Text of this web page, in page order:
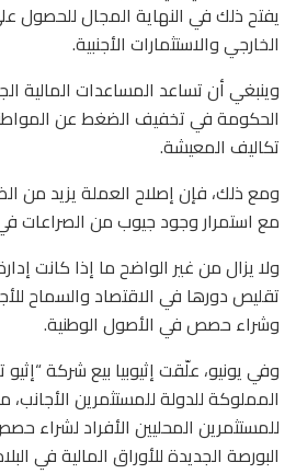
يفتح ذلك في النهاية المجال للحصول
الخارجي والاستثمارات الأجنبية.
وينبغي أن تساعد المساعدات المالية
الحكومة في تخفيف الضغط عن
تكاليف المعيشة.
ومع ذلك، فإن إصلاح العملة يزيد من
مع استمرار وجود جيوب من الصراعات في
ولا يزال من غير الواضح ما إذا كانت
تقليص دورها في الاقتصاد والسماح
وشراء حصص في الأصول الوطنية.
المملوكة للدولة للمستثمرين
للمستثمرين المحليين الأفراد لشراء
البورصة الجديدة للأوراق المالية في